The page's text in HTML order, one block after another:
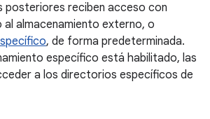
posteriores reciben acceso con
almacenamiento externo, o
, de forma predeterminada.
específico está habilitado, las
a los directorios específicos de